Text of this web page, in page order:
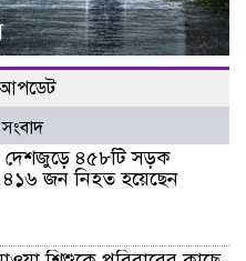
আপডেট
দেশজুড়ে ৪৫৮টি সড়ক
৪১৬ জন নিহত হয়েছেন